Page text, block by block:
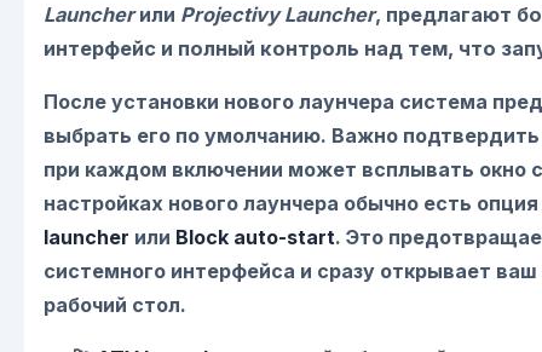
Launcherили Projectivy Launcher, предлагают
интерфейс и полный контроль над тем, что
После установки нового лаунчера система
выбрать его по умолчанию. Важно
при каждом включении может всплывать окно
настройках нового лаунчера обычно есть опция
launcher или Block auto-start. Это
системного интерфейса и сразу открывает
рабочий стол.